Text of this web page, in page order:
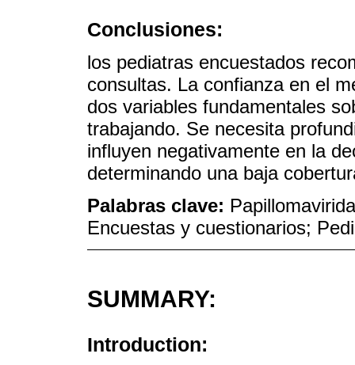
Conclusiones:
los pediatras encuestados
consultas. La confianza en el
dos variables fundamentales
trabajando. Se necesita
influyen negativamente en la
determinando una baja
Palabras clave:
Encuestas y cuestionarios;
SUMMARY:
Introduction: